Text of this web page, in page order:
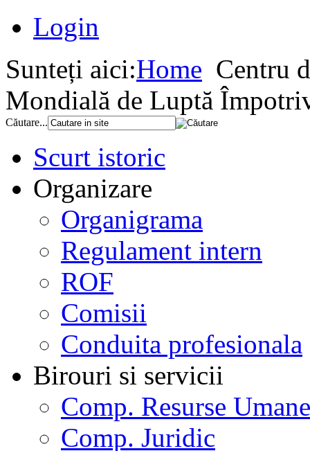
Login
Sunteți aici:Home Centru
Mondială de Luptă
Căutare...
Scurt istoric
Organizare
Organigrama
Regulament intern
ROF
Comisii
Conduita profesionala
Birouri si servicii
Comp. Resurse Umane
Comp. Juridic